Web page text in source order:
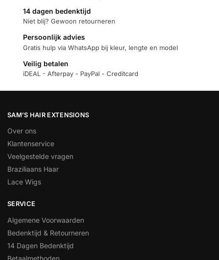
14 dagen bedenktijd
Niet blij? Gewoon retourneren
Persoonlijk advies
Gratis hulp via WhatsApp bij kleur, lengte en model
Veilig betalen
iDEAL - Afterpay - PayPal - Creditcard
SAM’S HAIR EXTENSIONS
Over ons
Klantenservice
Veelgestelde vragen
Braziliaans Haar
Lace Wigs
SERVICE
Algemene Voorwaarden
Bedenktijd & Retourneren
14 Dagen Bedenktijd
Betaalmethoden